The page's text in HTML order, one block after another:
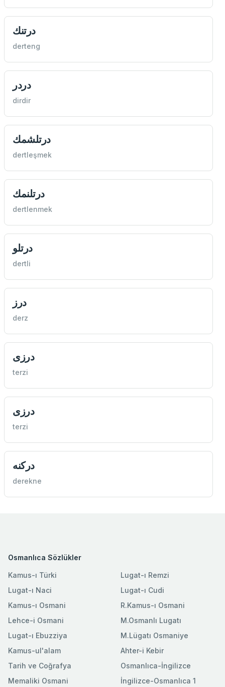
درتنك
derteng
دردر
dirdir
درتلشمك
dertleşmek
درتلنمك
dertlenmek
درتلو
dertli
درز
derz
درزی
terzi
درزی
terzi
دركنه
derekne
Osmanlıca Sözlükler
Kamus-ı Türki
Lugat-ı Naci
Kamus-ı Osmani
Lehce-i Osmani
Lugat-ı Ebuzziya
Lugat-ı Remzi
Lugat-ı Cudi
R.Kamus-ı Osmani
M.Osmanlı Lugatı
M.Lügatı Osmaniye
Kamus-ul'alam
Tarih ve Coğrafya
Memaliki Osmani
Ahter-i Kebir
Osmanlıca-İngilizce
İngilizce-Osmanlıca 1